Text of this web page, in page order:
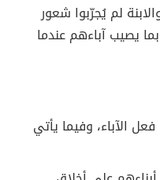
لم يُجرّبوا شعور
يصيب آباءهم عندما
الآباء، وفيما يأتي